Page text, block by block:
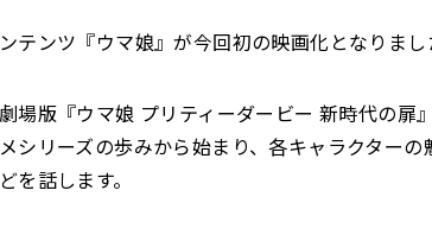
テンツ『ウマ娘』が今回初の映画化となりまし
場版『ウマ娘 プリティーダービー 新時代の扉
シリーズの歩みから始まり、各キャラクター
を話します。